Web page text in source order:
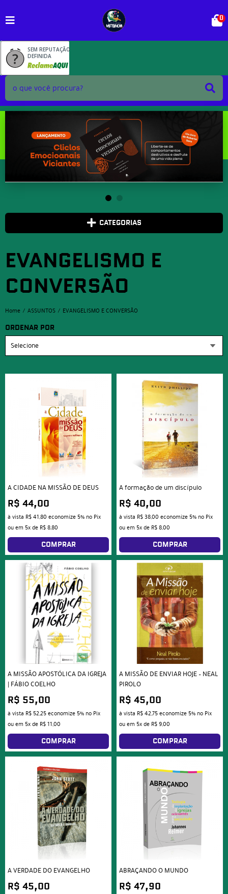
SEM REPUTAÇÃO
DEFINIDA
0
CATEGORIAS
EVANGELISMO E
CONVERSÃO
Home ASSUNTOS EVANGELISMO E CONVERSÃO
ORDENAR POR
Selecione
A CIDADE NA MISSÃO DE DEUS
R$ 44,00
à vista R$ 41,80 economize 5% no Pix
ou em 5xde R$ 8,80
COMPRAR
A formação de um discípulo
R$ 40,00
à vista R$ 38,00 economize 5% no Pix
ou em 5xde R$ 8,00
COMPRAR
A MISSÃO APOSTÓLICA DA IGREJA
| FÁBIO COELHO
R$ 55,00
à vista R$ 52,25economize 5% no Pix
ou em 5xde R$ 11,00
COMPRAR
A MISSÃO DE ENVIAR HOJE – NEAL
PIROLO
R$ 45,00
à vista R$ 42,75economize 5% no Pix
ou em 5xde R$ 9,00
COMPRAR
A VERDADE DO EVANGELHO
R$ 45,00
ABRAÇANDO O MUNDO
R$ 47,90